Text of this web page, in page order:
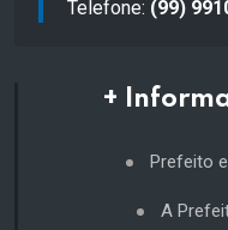
Telefone: (99)
+
Prefeito
A